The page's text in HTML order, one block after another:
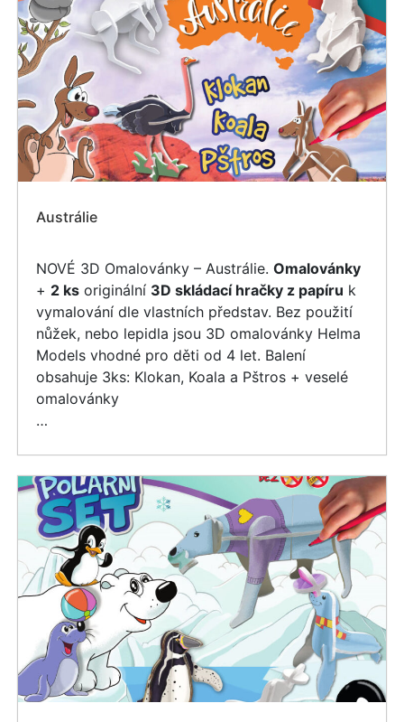
Austrálie
NOVÉ 3D Omalovánky – Austrálie. Omalovánky
+ 2 ks originální 3D skládací hračky z papíru k
vymalování dle vlastních představ. Bez použití
nůžek, nebo lepidla jsou 3D omalovánky Helma
Models vhodné pro děti od 4 let. Balení
obsahuje 3ks: Klokan, Koala a Pštros + veselé
omalovánky
…